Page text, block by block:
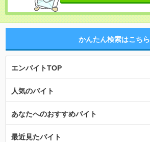
かんたん検索はこちら
エンバイトTOP
人気のバイト
あなたへのおすすめバイト
最近見たバイト